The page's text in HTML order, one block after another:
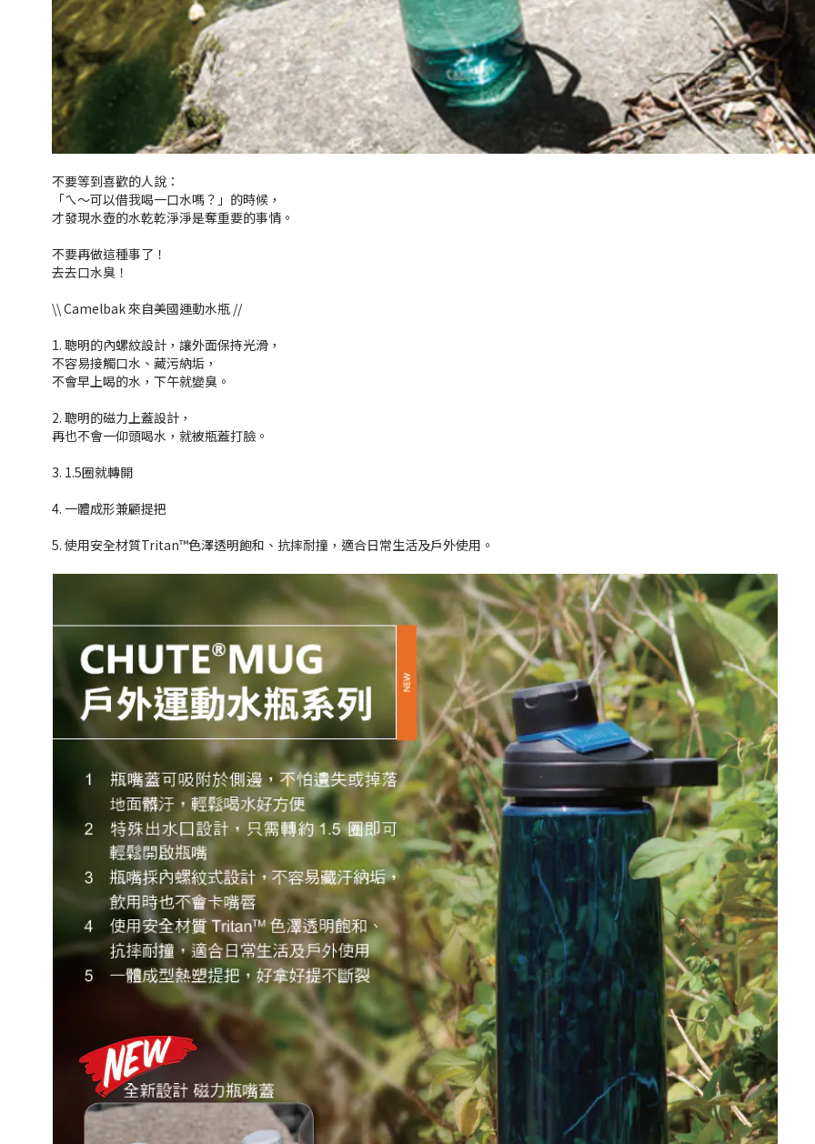
不要等到喜歡的人說：
「ㄟ～可以借我喝一口水嗎？」的時候，
才發現水壺的水乾乾淨淨是奪重要的事情。
不要再做這種事了！
去去口水臭！
\\ Camelbak 來自美國運動水瓶 //
1. 聰明的內螺紋設計，讓外面保持光滑，
不容易接觸口水、藏污納垢，
不會早上喝的水，下午就變臭。
2. 聰明的磁力上蓋設計，
再也不會一仰頭喝水，就被瓶蓋打臉。
3. 1.5圈就轉開
4. 一體成形兼顧提把
5. 使用安全材質Tritan™色澤透明飽和、抗摔耐撞，適合日常生活及戶外使用。